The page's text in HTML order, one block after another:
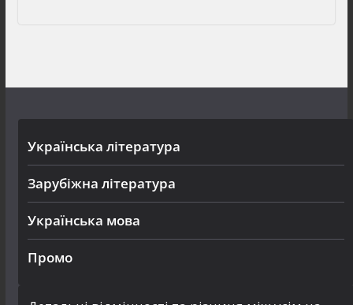
Українська література
Зарубіжна література
Українська мова
Промо